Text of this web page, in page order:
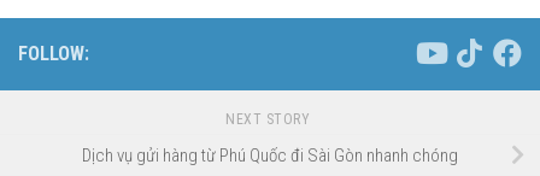
FOLLOW:
NEXT STORY
Dịch vụ gửi hàng từ Phú Quốc đi Sài Gòn nhanh chóng